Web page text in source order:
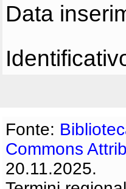
Data
Fonte:
Commons
20.11.2025.